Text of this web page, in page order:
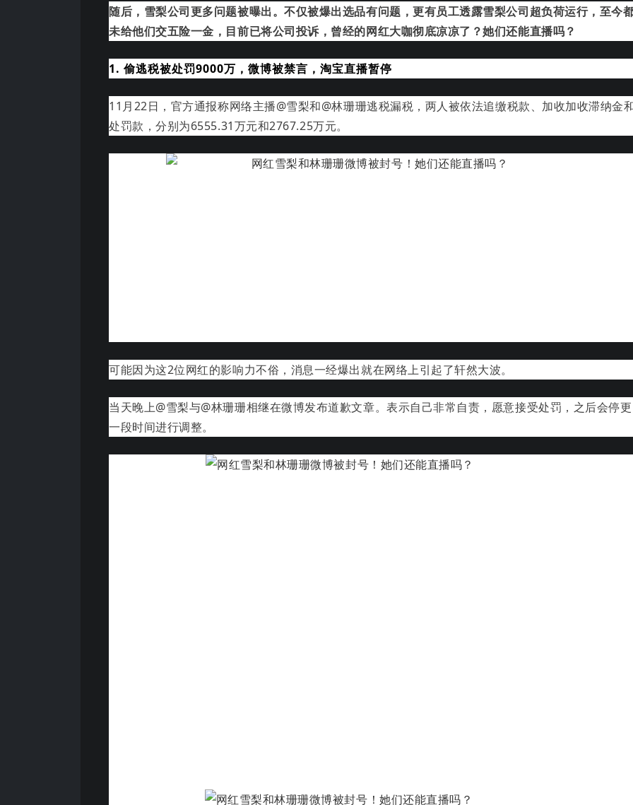
随后，雪梨公司更多问题被曝出。不仅被爆出选品有问题，更有员工透露雪梨公司超负荷运行，至今
未给他们交五险一金，目前已将公司投诉，曾经的网红大咖彻底凉凉了？她们还能直播吗？
1. 偷逃税被处罚9000万，微博被禁言，淘宝直播暂停
11月22日，官方通报称网络主播@雪梨和@林珊珊逃税漏税，两人被依法追缴税款、加收加收滞纳金
处罚款，分别为6555.31万元和2767.25万元。
可能因为这2位网红的影响力不俗，消息一经爆出就在网络上引起了轩然大波。
当天晚上@雪梨与@林珊珊相继在微博发布道歉文章。表示自己非常自责，愿意接受处罚，之后会停更
一段时间进行调整。